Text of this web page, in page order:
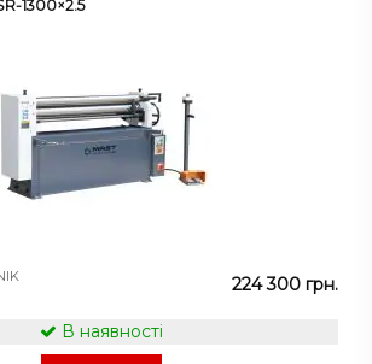
1300×2.5
224 300 грн.
В наявності